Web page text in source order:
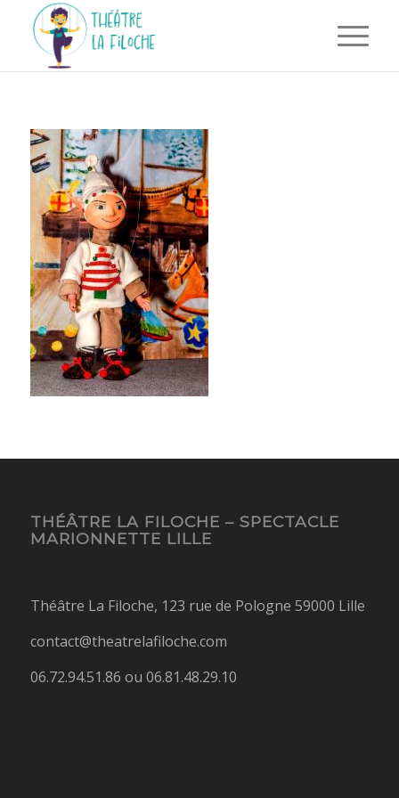
THÉÂTRE LA FILOCHE – SPECTACLE
MARIONNETTE LILLE
Théâtre La Filoche, 123 rue de Pologne 59000 Lille
contact@theatrelafiloche.com
06.72.94.51.86 ou 06.81.48.29.10